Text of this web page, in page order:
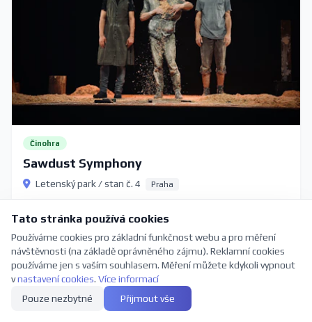
Činohra
Sawdust Symphony
Letenský park / stan č. 4 Praha
Koupit vstupenky
Co stihnete tento víkend v českém
Tato stránka používá cookies
Používáme cookies pro základní funkčnost webu a pro měření
návštěvnosti (na základě oprávněného zájmu). Reklamní cookies
používáme jen s vaším souhlasem. Měření můžete kdykoli vypnout
vnastavení cookies. Více informací
Pouze nezbytné
Přijmout vše